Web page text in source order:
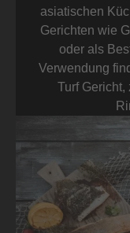
asiatischen
Gerichten wie
oder als
Verwendung
Turf